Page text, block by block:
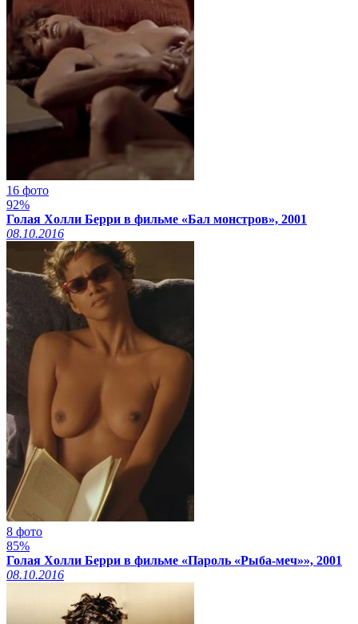
16 фото
92%
Голая Холли Берри в фильме «Бал монстров», 2001
08.10.2016
8 фото
85%
Голая Холли Берри в фильме «Пароль «Рыба-меч»», 2001
08.10.2016